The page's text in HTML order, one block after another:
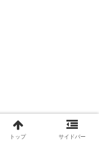
トップ サイドバー